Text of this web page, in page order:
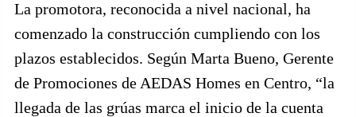
La promotora, reconocida a nivel nacional, ha
comenzado la construcción cumpliendo con los
plazos establecidos. Según Marta Bueno, Gerente
de Promociones de AEDAS Homes en Centro, “la
llegada de las grúas marca el inicio de la cuenta